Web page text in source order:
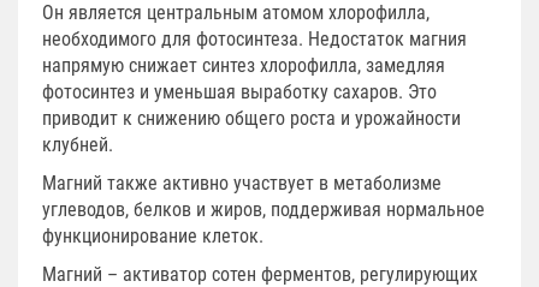
Он является центральным атомом хлорофилла,
необходимого для фотосинтеза. Недостаток магния
напрямую снижает синтез хлорофилла, замедляя
фотосинтез и уменьшая выработку сахаров. Это
приводит к снижению общего роста и урожайности
клубней.
Магний также активно участвует в метаболизме
углеводов, белков и жиров, поддерживая нормальное
функционирование клеток.
Магний – активатор сотен ферментов, регулирующих